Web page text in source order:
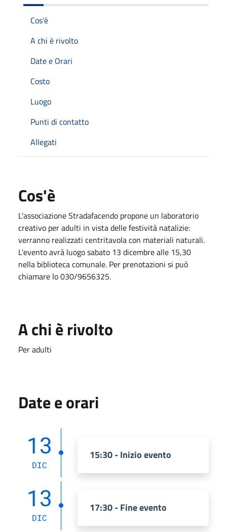
Cos'è
A chi è rivolto
Date e Orari
Costo
Luogo
Punti di contatto
Allegati
Cos'è
L'associazione Stradafacendo propone un laboratorio
creativo per adulti in vista delle festività natalizie:
verranno realizzati centritavola con materiali naturali.
L'evento avrà luogo sabato 13 dicembre alle 15,30
nella biblioteca comunale. Per prenotazioni si può
chiamare lo 030/9656325.
A chi è rivolto
Per adulti
Date e orari
13
DIC
15:30 - Inizio evento
13
DIC
17:30 - Fine evento